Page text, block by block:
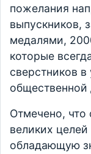
пожелания
выпускников,
медалями,
которые
сверстников
общественной
Отмечено, что
великих
обладающую